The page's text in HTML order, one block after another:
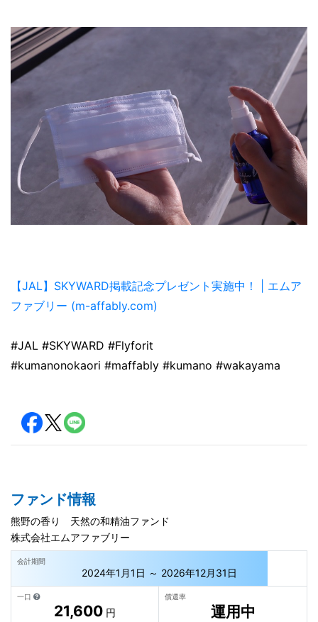
【JAL】SKYWARD掲載記念プレゼント実施中！ | エムア
ファブリー (m-affably.com)
#JAL #SKYWARD #Flyforit
#kumanonokaori #maffably #kumano #wakayama
ファンド情報
熊野の香り 天然の和精油ファンド
株式会社エムアファブリー
会計期間
2024年1月1日 ～ 2026年12月31日
一口
21,600 円
償還率
運用中